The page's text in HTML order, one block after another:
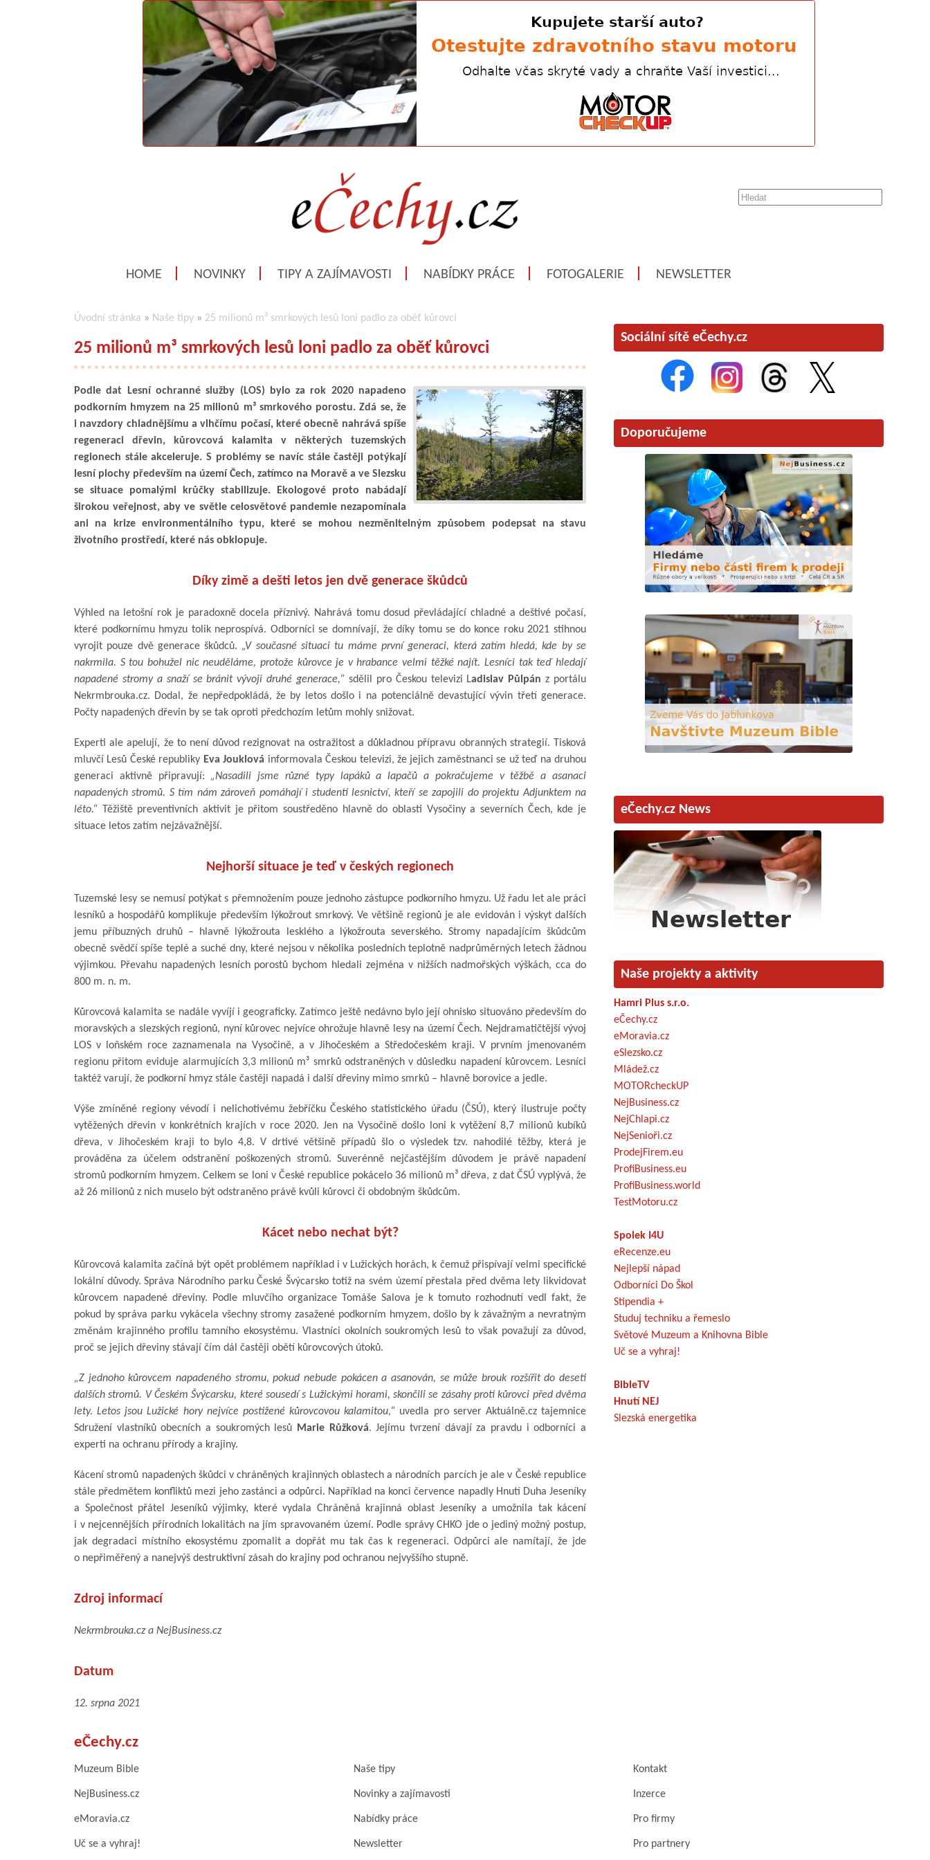
HOME NOVINKY TIPY A ZAJÍMAVOSTI NABÍDKY PRÁCE FOTOGALERIE NEWSLETTER
Úvodní stránka » Naše tipy » 25 milionů m³ smrkových lesů loni padlo za oběť kůrovci
25 milionů m³ smrkových lesů loni padlo za oběť kůrovci
Podle dat Lesní ochranné služby (LOS) bylo za rok 2020 napadeno
podkorním hmyzem na 25 milionů m³ smrkového porostu. Zdá se, že
i navzdory chladnějšímu a vlhčímu počasí, které obecně nahrává spíše
regeneraci dřevin, kůrovcová kalamita v některých tuzemských
regionech stále akceleruje. S problémy se navíc stále častěji potýkají
lesní plochy především na území Čech, zatímco na Moravě a ve Slezsku
se situace pomalými krůčky stabilizuje. Ekologové proto nabádají
širokou veřejnost, aby ve světle celosvětové pandemie nezapomínala
ani na krize environmentálního typu, které se mohou nezměnitelným způsobem podepsat na stavu
životního prostředí, které nás obklopuje.
Díky zimě a dešti letos jen dvě generace škůdců
Výhled na letošní rok je paradoxně docela příznivý. Nahrává tomu dosud převládající chladné a deštivé počasí,
které podkornímu hmyzu tolik neprospívá. Odborníci se domnívají, že díky tomu se do konce roku 2021 stihnou
vyrojit pouze dvě generace škůdců. „V současné situaci tu máme první generaci, která zatím hledá, kde by se
nakrmila. S tou bohužel nic neuděláme, protože kůrovce je v hrabance velmi těžké najít. Lesníci tak teď hledají
napadené stromy a snaží se bránit vývoji druhé generace,“ sdělil pro Českou televizi Ladislav Půlpán z portálu
Nekrmbrouka.cz. Dodal, že nepředpokládá, že by letos došlo i na potenciálně devastující vývin třetí generace.
Počty napadených dřevin by se tak oproti předchozím letům mohly snižovat.
Experti ale apelují, že to není důvod rezignovat na ostražitost a důkladnou přípravu obranných strategií. Tisková
mluvčí Lesů České republiky Eva Jouklová informovala Českou televizi, že jejich zaměstnanci se už teď na druhou
generaci aktivně připravují: „Nasadili jsme různé typy lapáků a lapačů a pokračujeme v těžbě a asanaci
napadených stromů. S tím nám zároveň pomáhají i studenti lesnictví, kteří se zapojili do projektu Adjunktem na
léto.“ Těžiště preventivních aktivit je přitom soustředěno hlavně do oblasti Vysočiny a severních Čech, kde je
situace letos zatím nejzávažnější.
Nejhorší situace je teď v českých regionech
Tuzemské lesy se nemusí potýkat s přemnožením pouze jednoho zástupce podkorního hmyzu. Už řadu let ale práci
lesníků a hospodářů komplikuje především lýkožrout smrkový. Ve většině regionů je ale evidován i výskyt dalších
jemu příbuzných druhů – hlavně lýkožrouta lesklého a lýkožrouta severského. Stromy napadajícím škůdcům
obecně svědčí spíše teplé a suché dny, které nejsou v několika posledních teplotně nadprůměrných letech žádnou
výjimkou. Převahu napadených lesních porostů bychom hledali zejména v nižších nadmořských výškách, cca do
800 m. n. m.
Kůrovcová kalamita se nadále vyvíjí i geograficky. Zatímco ještě nedávno bylo její ohnisko situováno především do
moravských a slezských regionů, nyní kůrovec nejvíce ohrožuje hlavně lesy na území Čech. Nejdramatičtější vývoj
LOS v loňském roce zaznamenala na Vysočině, a v Jihočeském a Středočeském kraji. V prvním jmenovaném
regionu přitom eviduje alarmujících 3,3 milionů m³ smrků odstraněných v důsledku napadení kůrovcem. Lesníci
taktéž varují, že podkorní hmyz stále častěji napadá i další dřeviny mimo smrků – hlavně borovice a jedle.
Výše zmíněné regiony vévodí i nelichotivému žebříčku Českého statistického úřadu (ČSÚ), který ilustruje počty
vytěžených dřevin v konkrétních krajích v roce 2020. Jen na Vysočině došlo loni k vytěžení 8,7 milionů kubíků
dřeva, v Jihočeském kraji to bylo 4,8. V drtivé většině případů šlo o výsledek tzv. nahodilé těžby, která je
prováděna za účelem odstranění poškozených stromů. Suverénně nejčastějším důvodem je právě napadení
stromů podkorním hmyzem. Celkem se loni v České republice pokácelo 36 milionů m³ dřeva, z dat ČSÚ vyplývá, že
až 26 milionů z nich muselo být odstraněno právě kvůli kůrovci či obdobným škůdcům.
Kácet nebo nechat být?
Kůrovcová kalamita začíná být opět problémem například i v Lužických horách, k čemuž přispívají velmi specifické
lokální důvody. Správa Národního parku České Švýcarsko totiž na svém území přestala před dvěma lety likvidovat
kůrovcem napadené dřeviny. Podle mluvčího organizace Tomáše Salova je k tomuto rozhodnutí vedl fakt, že
pokud by správa parku vykácela všechny stromy zasažené podkorním hmyzem, došlo by k závažným a nevratným
změnám krajinného profilu tamního ekosystému. Vlastníci okolních soukromých lesů to však považují za důvod,
proč se jejich dřeviny stávají čím dál častěji obětí kůrovcových útoků.
„Z jednoho kůrovcem napadeného stromu, pokud nebude pokácen a asanován, se může brouk rozšířit do deseti
dalších stromů. V Českém Švýcarsku, které sousedí s Lužickými horami, skončili se zásahy proti kůrovci před dvěma
lety. Letos jsou Lužické hory nejvíce postižené kůrovcovou kalamitou,“ uvedla pro server Aktuálně.cz tajemnice
Sdružení vlastníků obecních a soukromých lesů
Marie Růžková. Jejímu tvrzení dávají za pravdu i odborníci a
experti na ochranu přírody a krajiny.
Kácení stromů napadených škůdci v chráněných krajinných oblastech a národních parcích je ale v České republice
stále předmětem konfliktů mezi jeho zastánci a odpůrci. Například na konci července napadly Hnutí Duha Jeseníky
a Společnost přátel Jeseníků výjimky, které vydala Chráněná krajinná oblast Jeseníky a umožnila tak kácení
i v nejcennějších přírodních lokalitách na jím spravovaném území. Podle správy CHKO jde o jediný možný postup,
jak degradaci místního ekosystému zpomalit a dopřát mu tak čas k regeneraci. Odpůrci ale namítají, že jde
o nepřiměřený a nanejvýš destruktivní zásah do krajiny pod ochranou nejvyššího stupně.
Zdroj informací
Nekrmbrouka.cz a NejBusiness.cz
Datum
12. srpna 2021
Sociální sítě eČechy.cz
Doporučujeme
eČechy.cz News
Naše projekty a aktivity
Hamri Plus s.r.o.
eČechy.cz
eMoravia.cz
eSlezsko.cz
Mládež.cz
MOTORcheckUP
NejBusiness.cz
NejChlapi.cz
NejSenioři.cz
ProdejFirem.eu
ProfiBusiness.eu
ProfiBusiness.world
TestMotoru.cz
Spolek I4U
eRecenze.eu
Nejlepší nápad
Odborníci Do Škol
Stipendia +
Studuj techniku a řemeslo
Světové Muzeum a Knihovna Bible
Uč se a vyhraj!
BibleTV
Hnutí NEJ
Slezská energetika
eČechy.cz
Muzeum Bible Naše tipy Kontakt
NejBusiness.cz Novinky a zajímavosti Inzerce
eMoravia.cz Nabídky práce Pro firmy
Uč se a vyhraj! Newsletter Pro partnery